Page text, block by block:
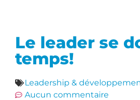
Le leader se
temps!
Leadership &
Aucun commentaire